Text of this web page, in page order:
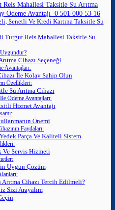
Mahallesi Taksitle Su Arıtma
Ödeme Avantajı 0 501 000 53 16
Senetli Ve Kredi Kartına Taksitle Su
Turgut Reis Mahallesi Taksitle Su
Cihazı Seçeneği
Avantajları:
İle Kolay Sahip Olun
Özellikleri:
Su Arıtma Cihazı
Ödeme Avantajları:
Hizmet Avantajı
Önemi
Faydaları:
Parça Ve Kaliteli Sistem
Ve Servis Hizmeti
Uygun Çözüm
Arıtma Cihazı Tercih Edilmeli?
Sizi Arayalım